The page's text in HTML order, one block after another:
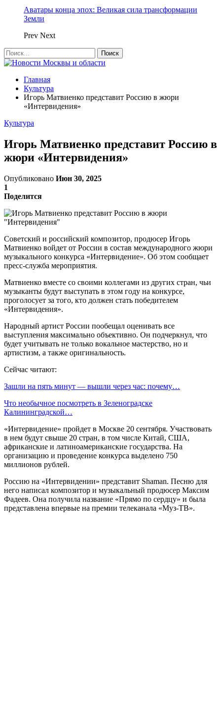
Аватары конца эпох: Великая сила трансформации
Земли
Prev Next
Главная
Культура
Игорь Матвиенко представит Россию в жюри
«Интервидения»
Культура
Игорь Матвиенко представит Россию в
жюри «Интервидения»
Опубликовано Июн 30, 2025
1
Поделится
Советский и российский композитор, продюсер Игорь
Матвиенко войдет от России в состав международного жюри
музыкального конкурса «Интервидение». Об этом сообщает
пресс-служба мероприятия.
Матвиенко вместе со своими коллегами из других стран, чьи
музыканты будут выступать в этом году на конкурсе,
проголосует за того, кто должен стать победителем
«Интервидения».
Народный артист России пообещал оценивать все
выступления максимально объективно. Он подчеркнул, что
будет учитывать не только вокальное мастерство, но и
артистизм, а также оригинальность.
Сейчас читают:
Зашли на пять минут — вышли через час: почему…
Что необычное посмотреть в Зеленоградске
Калининградской…
«Интервидение» пройдет в Москве 20 сентября. Участвовать
в нем будут свыше 20 стран, в том числе Китай, США,
африканские и латиноамериканские государства. На
организацию и проведение конкурса выделено 750
миллионов рублей.
Россию на «Интервидении» представит Shaman. Песню для
него написал композитор и музыкальный продюсер Максим
Фадеев. Она получила название «Прямо по сердцу» и была
представлена впервые на премии телеканала «Муз-ТВ».